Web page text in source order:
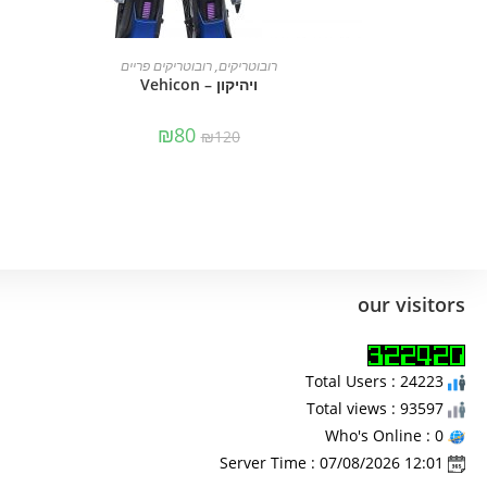
הוספה לסלרובוטריקים,רובוטריקים פריים
ויהיקון – Vehicon
₪120
₪80
our visitors